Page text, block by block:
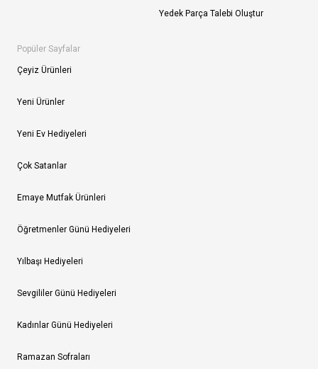
Yedek Parça Talebi Oluştur
Popüler Sayfalar
Çeyiz Ürünleri
Yeni Ürünler
Yeni Ev Hediyeleri
Çok Satanlar
Emaye Mutfak Ürünleri
Öğretmenler Günü Hediyeleri
Yılbaşı Hediyeleri
Sevgililer Günü Hediyeleri
Kadınlar Günü Hediyeleri
Ramazan Sofraları